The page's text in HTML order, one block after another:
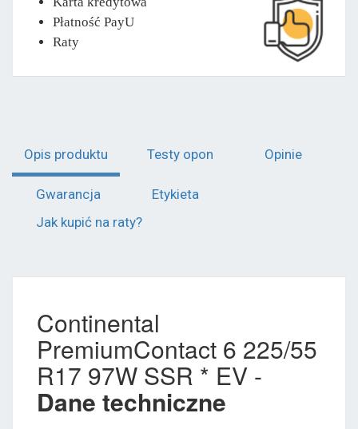
Płatność PayU
Raty
Opis produktu Testy opon Opinie
Gwarancja
Etykieta
Jak kupić na raty?
Continental
PremiumContact 6 225/55
R17 97W SSR * EV -
Dane techniczne